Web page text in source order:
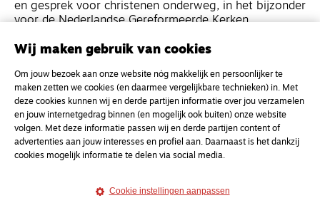
en gesprek voor christenen onderweg, in het bijzonder
voor de Nederlandse Gereformeerde Kerken.
Magazine
Onderweg
Kvk-nummer 33277063
NL46 INGB 0117 5827 86
info@onderwegonline.nl
Wij maken gebruik van cookies
Om jouw bezoek aan onze website nóg makkelijk en persoonlijker te
maken zetten we cookies (en daarmee vergelijkbare technieken) in. Met
deze cookies kunnen wij en derde partijen informatie over jou verzamelen
en jouw internetgedrag binnen (en mogelijk ook buiten) onze website
volgen. Met deze informatie passen wij en derde partijen content of
advertenties aan jouw interesses en profiel aan. Daarnaast is het dankzij
cookies mogelijk informatie te delen via social media.
Cookie instellingen aanpassen